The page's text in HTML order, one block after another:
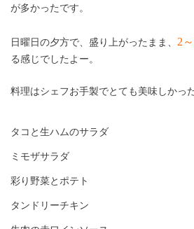
が多かったです。
日曜日の夕方で、盛り上がったまま、 2 ～
る感じでしたよー。
料理はシェフお手製でとても美味しかっ
タコと生ハムのサラダ
ミモザサラダ
彩り野菜とポテト
タンドリーチキン